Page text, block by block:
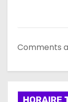
c
e
Comments